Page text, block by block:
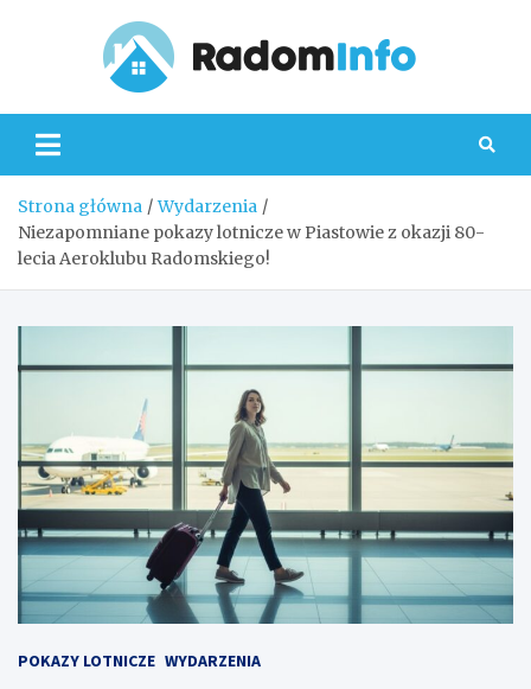
Strona główna
Wydarzenia
Niezapomniane pokazy lotnicze w Piastowie z okazji 80-
lecia Aeroklubu Radomskiego!
POKAZY LOTNICZE WYDARZENIA